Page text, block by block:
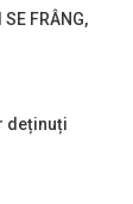
FRÂNG,
deținuți